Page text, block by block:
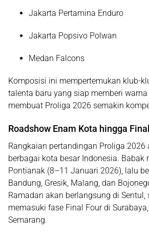
Jakarta Pertamina Enduro
Jakarta Popsivo Polwan
Medan Falcons
Komposisi ini mempertemukan klub-
talenta baru yang siap memberi warna
membuat Proliga 2026 semakin
Roadshow Enam Kota hingga
Rangkaian pertandingan Proliga 2026
berbagai kota besar Indonesia. Babak
Pontianak (8–11 Januari 2026), lalu
Bandung, Gresik, Malang, dan
Ramadan akan berlangsung di Sentul,
memasuki fase Final Fourdi
Semarang.